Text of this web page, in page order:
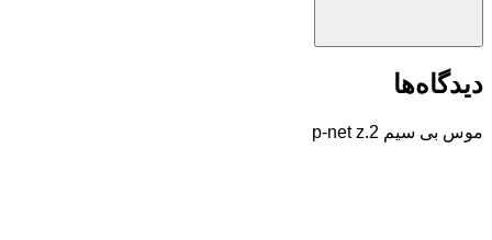
دیدگاه‌ها
موس بی سیم p-net z.2